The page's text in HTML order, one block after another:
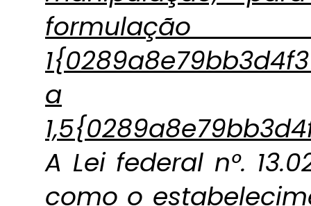
a
A Lei federal n°.
como o